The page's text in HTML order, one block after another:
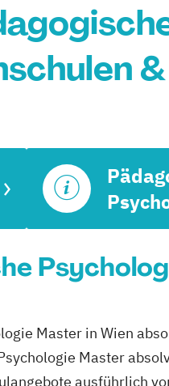
Master in Wien
Master
ausführlich